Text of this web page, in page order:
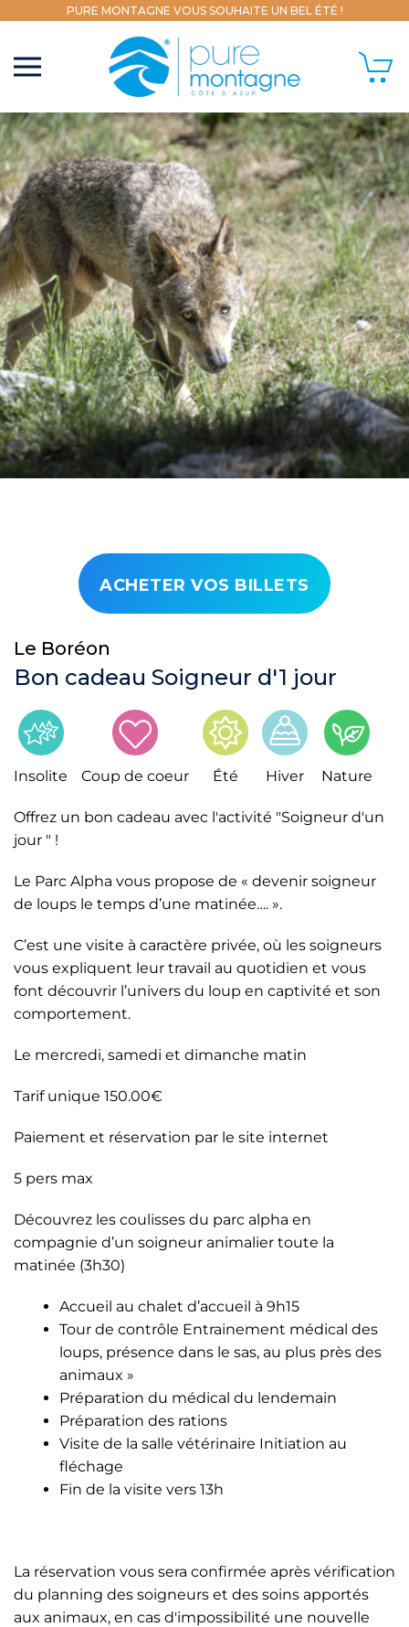
PURE MONTAGNE VOUS SOUHAITE UN BEL ÉTÉ !
ACHETER VOS BILLETS
Le Boréon
Bon cadeau Soigneur d'1 jour
Insolite Coup de coeur Été Hiver Nature
Offrez un bon cadeau avec l'activité "Soigneur d'un
jour " !
Le Parc Alpha vous propose de « devenir soigneur
de loups le temps d’une matinée…. ».
C’est une visite à caractère privée, où les soigneurs
vous expliquent leur travail au quotidien et vous
font découvrir l’univers du loup en captivité et son
comportement.
Le mercredi, samedi et dimanche matin
Tarif unique 150.00€
Paiement et réservation par le site internet
5 pers max
Découvrez les coulisses du parc alpha en
compagnie d’un soigneur animalier toute la
matinée (3h30)
Accueil au chalet d’accueil à 9h15
Tour de contrôle Entrainement médical des
loups, présence dans le sas, au plus près des
animaux »
Préparation du médical du lendemain
Préparation des rations
Visite de la salle vétérinaire Initiation au
fléchage
Fin de la visite vers 13h
La réservation vous sera confirmée après vérification
du planning des soigneurs et des soins apportés
aux animaux, en cas d'impossibilité une nouvelle